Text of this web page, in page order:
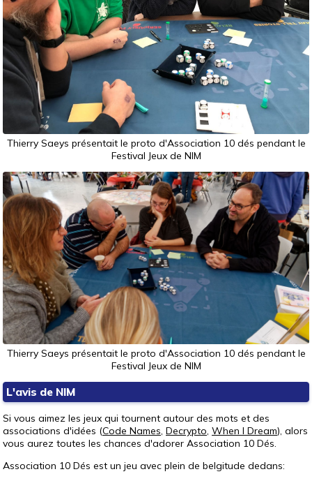
Thierry Saeys présentait le proto d'Association 10 dés pendant le
Festival Jeux de NIM
Thierry Saeys présentait le proto d'Association 10 dés pendant le
Festival Jeux de NIM
L'avis de NIM
Si vous aimez les jeux qui tournent autour des mots et des
associations d'idées (Code Names, Decrypto, When I Dream), alors
vous aurez toutes les chances d'adorer Association 10 Dés.
Association 10 Dés est un jeu avec plein de belgitude dedans: